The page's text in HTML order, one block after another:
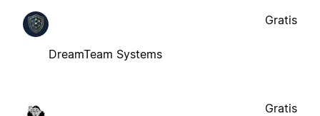
DreamTeam Systems
Gratis
Gratis